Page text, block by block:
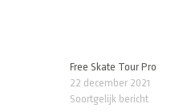
Free Skate Tour Pro
22 december 2021
Soortgelijk bericht